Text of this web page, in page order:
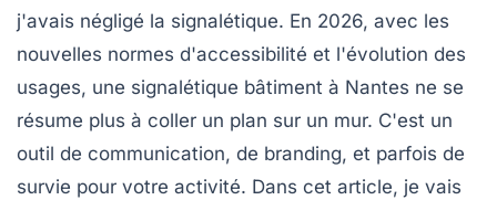
j'avais négligé la signalétique. En 2026, avec les
nouvelles normes d'accessibilité et l'évolution des
usages, une signalétique bâtiment à Nantes ne se
résume plus à coller un plan sur un mur. C'est un
outil de communication, de branding, et parfois de
survie pour votre activité. Dans cet article, je vais